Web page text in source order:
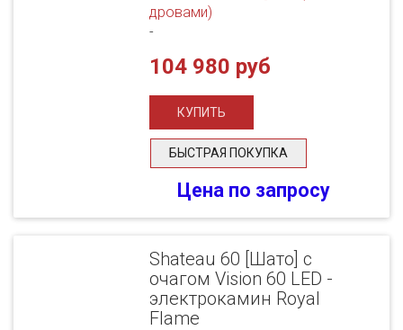
дровами)
-
104 980 руб
БЫСТРАЯ ПОКУПКА
Цена по запросу
Shateau 60 [Шато] с
очагом Vision 60 LED -
электрокамин Royal
Flame